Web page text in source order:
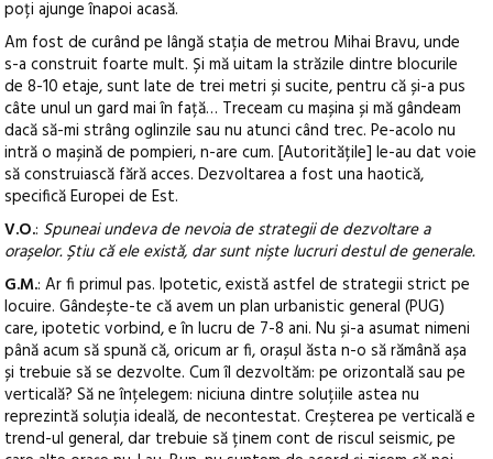
poți ajunge înapoi acasă.
Am fost de curând pe lângă stația de metrou Mihai Bravu, unde
s-a construit foarte mult. Și mă uitam la străzile dintre blocurile
de 8-10 etaje, sunt late de trei metri și sucite, pentru că și-a pus
câte unul un gard mai în față… Treceam cu mașina și mă gândeam
dacă să-mi strâng oglinzile sau nu atunci când trec. Pe-acolo nu
intră o mașină de pompieri, n-are cum. [Autoritățile] le-au dat voie
să construiască fără acces. Dezvoltarea a fost una haotică,
specifică Europei de Est.
V.O.: Spuneai undeva de nevoia de strategii de dezvoltare a
orașelor. Știu că ele există, dar sunt niște lucruri destul de generale.
G.M.: Ar fi primul pas. Ipotetic, există astfel de strategii strict pe
locuire. Gândește-te că avem un plan urbanistic general (PUG)
care, ipotetic vorbind, e în lucru de 7-8 ani. Nu și-a asumat nimeni
până acum să spună că, oricum ar fi, orașul ăsta n-o să rămână așa
și trebuie să se dezvolte. Cum îl dezvoltăm: pe orizontală sau pe
verticală? Să ne înțelegem: niciuna dintre soluțiile astea nu
reprezintă soluția ideală, de necontestat. Creșterea pe verticală e
trend-ul general, dar trebuie să ținem cont de riscul seismic, pe